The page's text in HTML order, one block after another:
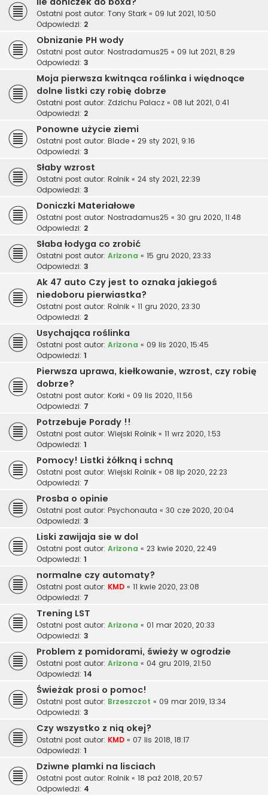
Ostatni post autor: Tony Stark « 09 lut 2021, 10:50
Odpowiedzi: 2
Obnizanie PH wody
Ostatni post autor: Nostradamus25 « 09 lut 2021, 8:29
Odpowiedzi: 3
Moja pierwsza kwitnąca roślinka i więdnoące
dolne listki czy robię dobrze
Ostatni post autor: Zdzichu Palacz « 08 lut 2021, 0:41
Odpowiedzi: 2
Ponowne użycie ziemi
Ostatni post autor: Blade « 29 sty 2021, 9:16
Odpowiedzi: 3
Słaby wzrost
Ostatni post autor: Rolnik « 24 sty 2021, 22:39
Odpowiedzi: 3
Doniczki Materiałowe
Ostatni post autor: Nostradamus25 « 30 gru 2020, 11:48
Odpowiedzi: 2
Słaba łodyga co zrobić
Ostatni post autor: Arizona « 15 gru 2020, 23:33
Odpowiedzi: 3
Ak 47 auto Czy jest to oznaka jakiegoś
niedoboru pierwiastka?
Ostatni post autor: Rolnik « 11 gru 2020, 23:30
Odpowiedzi: 2
Usychająca roślinka
Ostatni post autor: Arizona « 09 lis 2020, 15:45
Odpowiedzi: 1
Pierwsza uprawa, kiełkowanie, wzrost, czy robię
dobrze?
Ostatni post autor: Korki « 09 lis 2020, 11:56
Odpowiedzi: 7
Potrzebuje Porady !!
Ostatni post autor: Wiejski Rolnik « 11 wrz 2020, 1:53
Odpowiedzi: 1
Pomocy! Listki żółkną i schną
Ostatni post autor: Wiejski Rolnik « 08 lip 2020, 22:23
Odpowiedzi: 7
Prosba o opinie
Ostatni post autor: Psychonauta « 30 cze 2020, 20:04
Odpowiedzi: 3
Liski zawijaja sie w dol
Ostatni post autor: Arizona « 23 kwie 2020, 22:49
Odpowiedzi: 1
normalne czy automaty?
Ostatni post autor: KMD « 11 kwie 2020, 23:08
Odpowiedzi: 7
Trening LST
Ostatni post autor: Arizona « 01 mar 2020, 20:33
Odpowiedzi: 3
Problem z pomidorami, świeży w ogrodzie
Ostatni post autor: Arizona « 04 gru 2019, 21:50
Odpowiedzi: 14
Świeżak prosi o pomoc!
Ostatni post autor: Brzeszczot « 09 mar 2019, 13:34
Odpowiedzi: 3
Czy wszystko z nią okej?
Ostatni post autor: KMD « 07 lis 2018, 18:17
Odpowiedzi: 1
Dziwne plamki na lisciach
Ostatni post autor: Rolnik « 18 paź 2018, 20:57
Odpowiedzi: 4